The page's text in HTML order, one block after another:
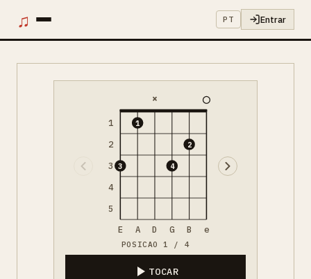
♫ PT Entrar
1
2
3
4
5
×
3
1
4
2
E A D G B e
POSICAO 1 / 4
TOCAR